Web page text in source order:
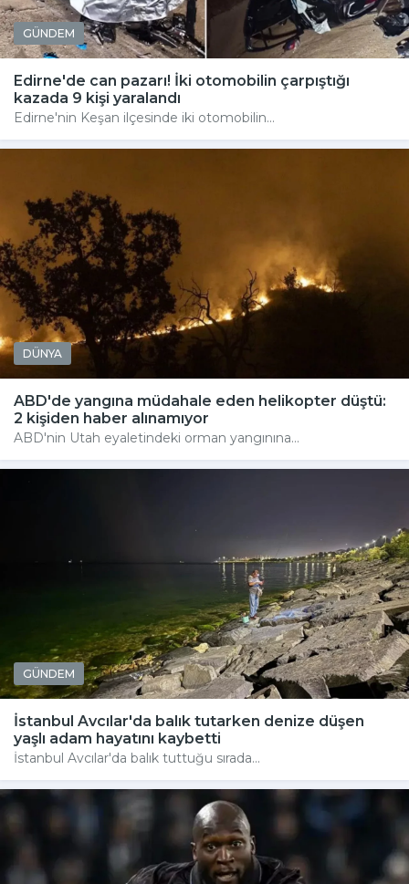
GÜNDEM
Edirne'de can pazarı! İki otomobilin çarpıştığı
kazada 9 kişi yaralandı
Edirne'nin Keşan ilçesinde iki otomobilin...
DÜNYA
ABD'de yangına müdahale eden helikopter düştü:
2 kişiden haber alınamıyor
ABD'nin Utah eyaletindeki orman yangınına...
GÜNDEM
İstanbul Avcılar'da balık tutarken denize düşen
yaşlı adam hayatını kaybetti
İstanbul Avcılar'da balık tuttuğu sırada...